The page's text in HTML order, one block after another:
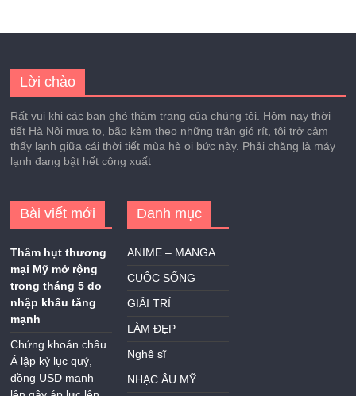
Lời chào
Rất vui khi các bạn ghé thăm trang của chúng tôi. Hôm nay thời
tiết Hà Nội mưa to, bão kèm theo những trận gió rít, tôi trở cảm
thấy lạnh giữa cái thời tiết mùa hè oi bức này. Phải chăng là máy
lạnh đang bật hết công xuất
Bài viết mới
Thâm hụt thương
mại Mỹ mở rộng
trong tháng 5 do
nhập khẩu tăng
mạnh
Chứng khoán châu
Á lập kỷ lục quý,
đồng USD mạnh
Danh mục
ANIME – MANGA
CUỘC SỐNG
GIẢI TRÍ
LÀM ĐẸP
Nghệ sĩ
NHẠC ÂU MỸ